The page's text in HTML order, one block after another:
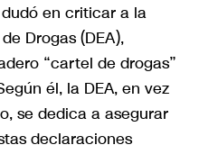
en criticar a la
Drogas (DEA),
“cartel de drogas”
él, la DEA, en vez
se dedica a asegurar
declaraciones